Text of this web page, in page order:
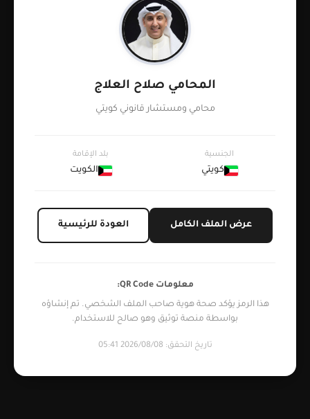
المحامي صلاح العلاج
محامي ومستشار قانوني كويتي
الجنسية
كويتي
بلد الإقامة
الكويت
عرض الملف الكامل العودة للرئيسية
معلومات QR Code:
هذا الرمز يؤكد صحة هوية صاحب الملف الشخصي. تم إنشاؤه
بواسطة منصة توثيق وهو صالح للاستخدام.
تاريخ التحقق: 2026/08/08 05:41